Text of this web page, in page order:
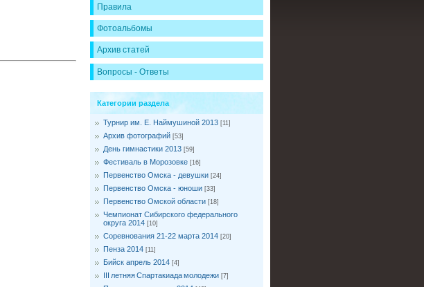
Правила
Фотоальбомы
Архив статей
Вопросы - Ответы
Категории раздела
Турнир им. Е. Наймушиной 2013 [11]
Архив фотографий [53]
День гимнастики 2013 [59]
Фестиваль в Морозовке [16]
Первенство Омска - девушки [24]
Первенство Омска - юноши [33]
Первенство Омской области [18]
Чемпионат Сибирского федерального
округа 2014 [10]
Соревнования 21-22 марта 2014 [20]
Пенза 2014 [11]
Бийск апрель 2014 [4]
III летняя Спартакиада молодежи [7]